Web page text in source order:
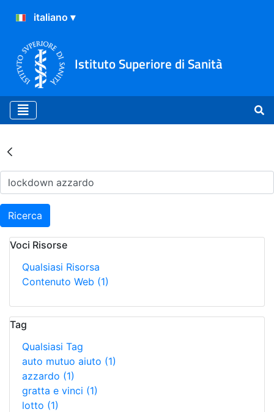
Istituto Superiore di Sanità
Risultati della Ricerca -
Ricerca
Voci Risorse
Qualsiasi Risorsa
Contenuto Web (1)
Tag
Qualsiasi Tag
auto mutuo aiuto (1)
azzardo (1)
gratta e vinci (1)
lotto (1)